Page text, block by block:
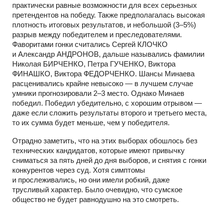
практически равные возможности для всех серьезных
претендентов на победу. Также предполагалась высокая
плотность итоговых результатов, и небольшой (3–5%)
разрыв между победителем и преследователями.
Фаворитами гонки считались Сергей КЛОЧКО
и Александр АНДРОНОВ, дальше назывались фамилии
Николая БИРЧЕНКО, Петра ГУЧЕНКО, Виктора
ФИНАШКО, Виктора ФЕДОРЧЕНКО. Шансы Минаева
расценивались крайне невысоко — в лучшем случае
умники прогнозировали 2–3 место. Однако Минаев
победил. Победил убедительно, с хорошим отрывом —
даже если сложить результаты второго и третьего места,
то их сумма будет меньше, чем у победителя.
Отрадно заметить, что на этих выборах обошлось без
технических кандидатов, которые имеют привычку
сниматься за пять дней до дня выборов, и снятия с гонки
конкурентов через суд. Хотя симптомы
и прослеживались, но они имели робкий, даже
трусливый характер. Было очевидно, что сумское
общество не будет равнодушно на это смотреть.